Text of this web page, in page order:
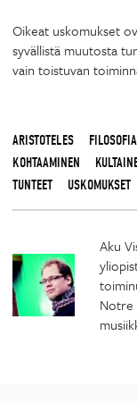
Oikeat uskomukset
syvällistä muutosta
vain toistuvan
ARISTOTELES FILOSOFIA
KOHTAAMINEN
TUNTEET
USKOMUKSET
Aku
Notre